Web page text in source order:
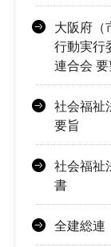
大阪府（
行動実行
連合会 要
社会福祉
要旨
社会福祉
書
全建総